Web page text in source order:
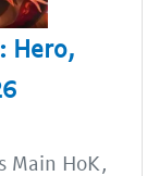
Hero,
Main HoK,